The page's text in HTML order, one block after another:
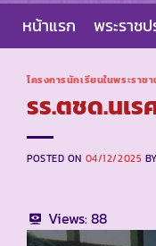
หน้าแรก พระราชป
โครงการนักเรียนในพระราชา
รร.ตชด.นเร
POSTED ON 04/12/2025
Views:88